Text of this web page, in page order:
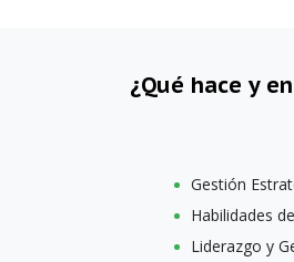
¿Qué hace y
Gestión
Habilidades
Liderazgo y